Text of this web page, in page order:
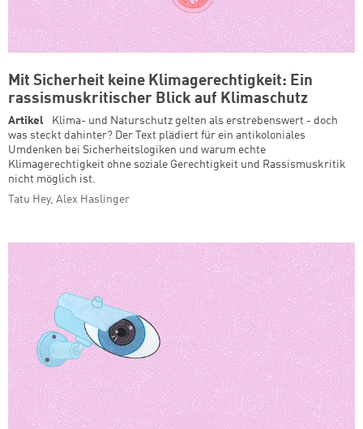
Mit Sicherheit keine Klimagerechtigkeit: Ein
rassismuskritischer Blick auf Klimaschutz
Artikel
Klima- und Naturschutz gelten als erstrebenswert - doch
was steckt dahinter? Der Text plädiert für ein antikoloniales
Umdenken bei Sicherheitslogiken und warum echte
Klimagerechtigkeit ohne soziale Gerechtigkeit und Rassismuskritik
nicht möglich ist.
Tatu Hey, Alex Haslinger